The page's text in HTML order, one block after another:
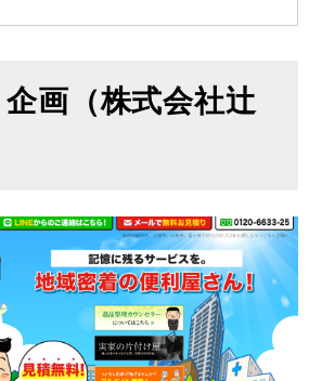
画（株式会社辻